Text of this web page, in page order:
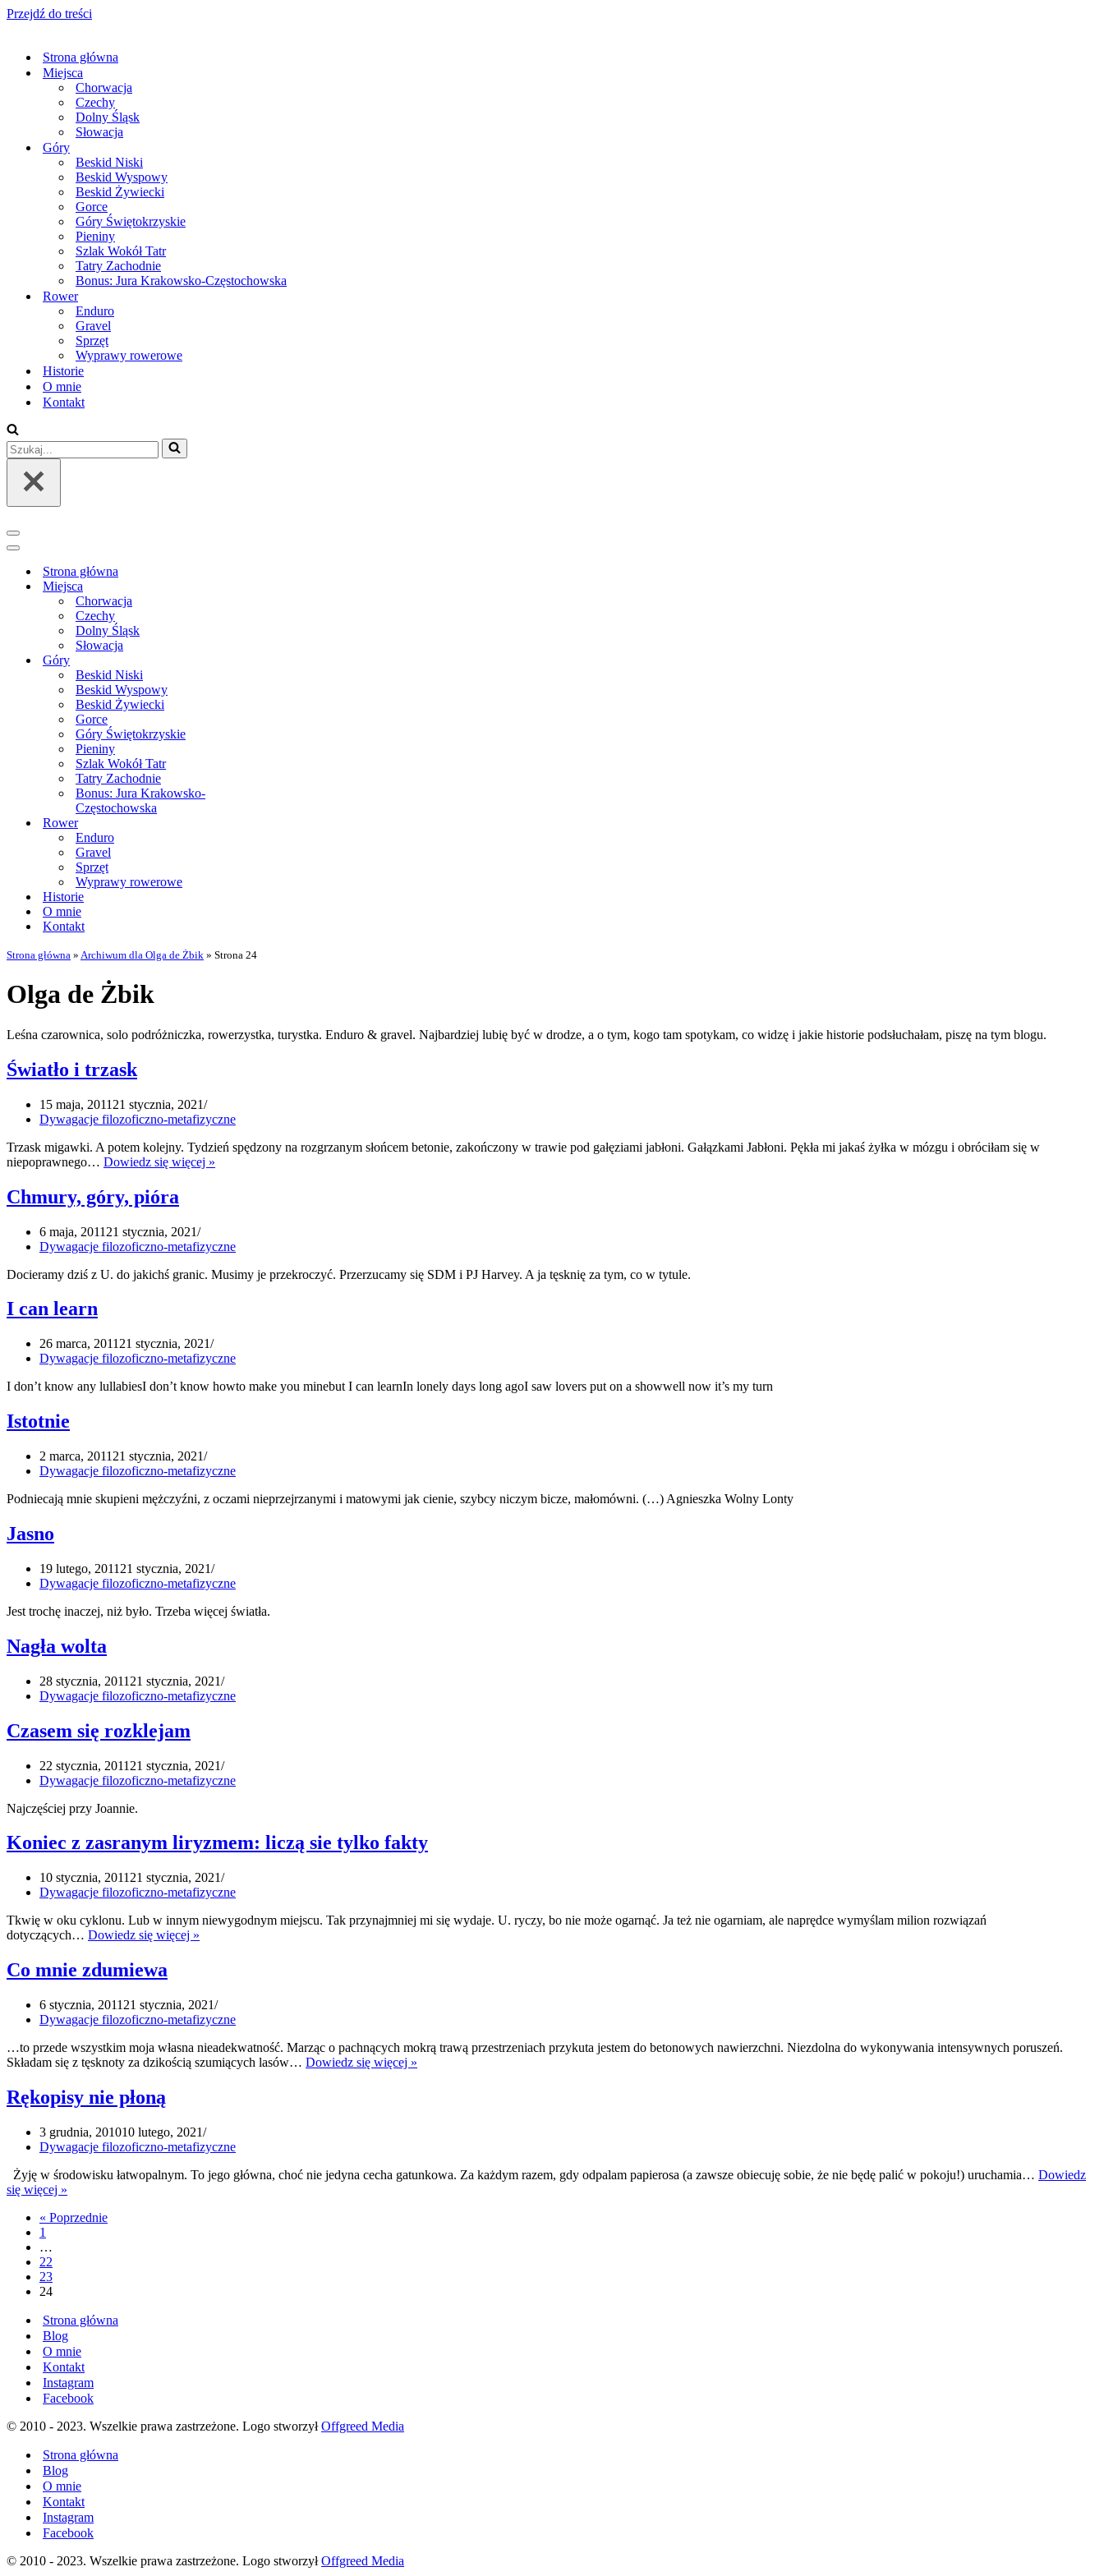
Przejdź do treści
Strona główna
Miejsca
Chorwacja
Czechy
Dolny Śląsk
Słowacja
Góry
Beskid Niski
Beskid Wyspowy
Beskid Żywiecki
Gorce
Góry Świętokrzyskie
Pieniny
Szlak Wokół Tatr
Tatry Zachodnie
Bonus: Jura Krakowsko-Częstochowska
Rower
Enduro
Gravel
Sprzęt
Wyprawy rowerowe
Historie
O mnie
Kontakt
Szukaj...
Menu
nawigacji
Menu
nawigacjiStrona główna
Miejsca
Chorwacja
Czechy
Dolny Śląsk
Słowacja
Góry
Beskid Niski
Beskid Wyspowy
Beskid Żywiecki
Gorce
Góry Świętokrzyskie
Pieniny
Szlak Wokół Tatr
Tatry Zachodnie
Bonus: Jura Krakowsko-
Częstochowska
Rower
Enduro
Gravel
Sprzęt
Wyprawy rowerowe
Historie
O mnie
Kontakt
Strona główna » Archiwum dla Olga de Żbik » Strona 24
Olga de Żbik
Leśna czarownica, solo podróżniczka, rowerzystka, turystka. Enduro & gravel. Najbardziej lubię być w drodze, a o tym, kogo tam spotykam, co widzę i jakie historie podsłuchałam, piszę na tym blogu.
Światło i trzask
15 maja, 2011 21 stycznia, 2021
Dywagacje filozoficzno-metafizyczne
Trzask migawki. A potem kolejny. Tydzień spędzony na rozgrzanym słońcem betonie, zakończony w trawie pod gałęziami jabłoni. Gałązkami Jabłoni. Pękła mi jakaś żyłka w mózgu i obróciłam się w
niepoprawnego… Dowiedz się więcej »
Chmury, góry, pióra
6 maja, 2011 21 stycznia, 2021
Dywagacje filozoficzno-metafizyczne
Docieramy dziś z U. do jakichś granic. Musimy je przekroczyć. Przerzucamy się SDM i PJ Harvey. A ja tęsknię za tym, co w tytule.
I can learn
26 marca, 2011 21 stycznia, 2021
Dywagacje filozoficzno-metafizyczne
I don’t know any lullabiesI don’t know howto make you minebut I can learnIn lonely days long agoI saw lovers put on a showwell now it’s my turn
Istotnie
2 marca, 2011 21 stycznia, 2021
Dywagacje filozoficzno-metafizyczne
Podniecają mnie skupieni mężczyźni, z oczami nieprzejrzanymi i matowymi jak cienie, szybcy niczym bicze, małomówni. (…) Agnieszka Wolny Lonty
Jasno
19 lutego, 2011 21 stycznia, 2021
Dywagacje filozoficzno-metafizyczne
Jest trochę inaczej, niż było. Trzeba więcej światła.
Nagła wolta
28 stycznia, 2011 21 stycznia, 2021
Dywagacje filozoficzno-metafizyczne
Czasem się rozklejam
22 stycznia, 2011 21 stycznia, 2021
Dywagacje filozoficzno-metafizyczne
Najczęściej przy Joannie.
Koniec z zasranym liryzmem: liczą sie tylko fakty
10 stycznia, 2011 21 stycznia, 2021
Dywagacje filozoficzno-metafizyczne
Tkwię w oku cyklonu. Lub w innym niewygodnym miejscu. Tak przynajmniej mi się wydaje. U. ryczy, bo nie może ogarnąć. Ja też nie ogarniam, ale naprędce wymyślam milion rozwiązań
dotyczących… Dowiedz się więcej »
sie
tylko
Co mnie zdumiewa
6 stycznia, 2011 21 stycznia, 2021
Dywagacje filozoficzno-metafizyczne
…to przede wszystkim moja własna nieadekwatność. Marząc o pachnących mokrą trawą przestrzeniach przykuta jestem do betonowych nawierzchni. Niezdolna do wykonywania intensywnych poruszeń.
Składam się z tęsknoty za dzikością szumiących lasów… Dowiedz się więcej »
Rękopisy nie płoną
3 grudnia, 201010 lutego, 2021
Dywagacje filozoficzno-metafizyczne
Żyję w środowisku łatwopalnym. To jego główna, choć nie jedyna cecha gatunkowa. Za każdym razem, gdy odpalam papierosa (a zawsze obiecuję sobie, że nie będę palić w pokoju!) uruchamia… Dowiedz
się więcej »
płoną
« Poprzednie
1
…
22
23
24
Strona główna
Blog
O mnie
Kontakt
Instagram
Facebook
© 2010 - 2023. Wszelkie prawa zastrzeżone. Logo stworzyłOffgreed Media
Strona główna
Blog
O mnie
Kontakt
Instagram
Facebook
© 2010 - 2023. Wszelkie prawa zastrzeżone. Logo stworzyłOffgreed Media